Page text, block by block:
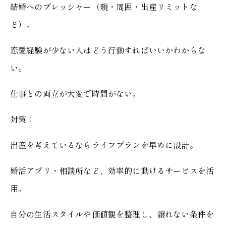
結婚へのプレッシャー（親・周囲・出産リミットな
ど）。
恋愛経験が少ない人はどう行動すればいいかわからな
い。
仕事との両立が大変で時間がない。
対策：
出産を考えているならライフプランを早めに設計。
婚活アプリ・相談所など、効率的に動けるサービスを活
用。
自分の生活スタイルや価値観を整理し、譲れない条件を